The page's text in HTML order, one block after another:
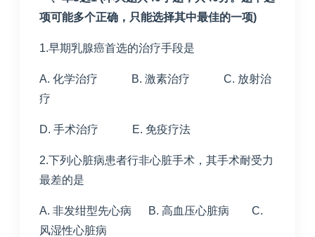
项可能多个正确，只能选择其中最佳的一项)
1.早期乳腺癌首选的治疗手段是
A. 化学治疗 B. 激素治疗 C. 放射治
疗
D. 手术治疗 E. 免疫疗法
2.下列心脏病患者行非心脏手术，其手术耐受力
最差的是
A. 非发绀型先心病 B. 高血压心脏病 C.
风湿性心脏病